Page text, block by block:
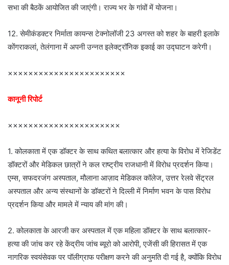
सभा की बैठकें आयोजित की जाएंगी। राज्य भर के गांवों में योजना।
12. सेमीकंडक्टर निर्माता कायन्स टेक्नोलॉजी 23 अगस्त को शहर के बाहरी इलाके
कोंगराकलां, तेलंगाना में अपनी उन्नत इलेक्ट्रॉनिक इकाई का उद्घाटन करेगी।
×××××××××××××××××××××××
कानूनी रिपोर्ट
××××××××××××××××××××××
1. कोलकाता में एक डॉक्टर के साथ कथित बलात्कार और हत्या के विरोध में रेजिडेंट
डॉक्टरों और मेडिकल छात्रों ने कल राष्ट्रीय राजधानी में विरोध प्रदर्शन किया।
एम्स, सफदरजंग अस्पताल, मौलाना आज़ाद मेडिकल कॉलेज, उत्तर रेलवे सेंट्रल
अस्पताल और अन्य संस्थानों के डॉक्टरों ने दिल्ली में निर्माण भवन के पास विरोध
प्रदर्शन किया और मामले में न्याय की मांग की।
2. कोलकाता के आरजी कर अस्पताल में एक महिला डॉक्टर के साथ बलात्कार-
हत्या की जांच कर रहे केंद्रीय जांच ब्यूरो को आरोपी, एजेंसी की हिरासत में एक
नागरिक स्वयंसेवक पर पॉलीग्राफ परीक्षण करने की अनुमति दी गई है, क्योंकि विरोध